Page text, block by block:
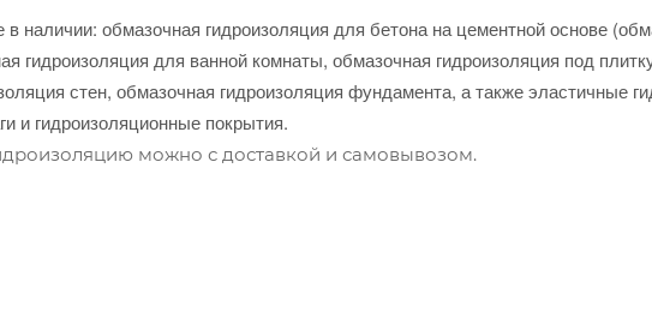
наличии: обмазочная гидроизоляция для бетона на цементной основе
гидроизоляция для ванной комнаты, обмазочная гидроизоляция под
стен, обмазочная гидроизоляция фундамента, а также эластичные
и гидроизоляционные покрытия.
можно с доставкой и самовывозом.